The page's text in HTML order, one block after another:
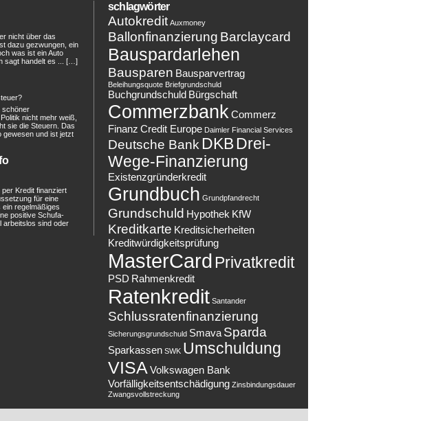
nicht über das
dazu gezwungen, ein
was ist ein Auto
sagt handelt es ... […]
schöner
nicht mehr weiß,
sie die Steuern. Das
gewesen und ist jetzt
Kredit finanziert
für eine
regelmäßiges
positive Schufa-
arbeitslos sind oder
schlagwörter
Autokredit Auxmoney
Ballonfinanzierung Barclaycard
Bauspardarlehen
Bausparen Bausparvertrag
Beleihungsquote Briefgrundschuld
Buchgrundschuld Bürgschaft
Commerzbank Commerz
Finanz Credit Europe Daimler Financial Services
Deutsche Bank DKB Drei-
Wege-Finanzierung
Existenzgründerkredit
Grundbuch Grundpfandrecht
Grundschuld Hypothek KfW
Kreditkarte Kreditsicherheiten
Kreditwürdigkeitsprüfung
MasterCard Privatkredit
PSD Rahmenkredit
Ratenkredit Santander
Schlussratenfinanzierung
Sicherungsgrundschuld Smava Sparda
Sparkassen SWK Umschuldung
VISA Volkswagen Bank
Vorfälligkeitsentschädigung Zinsbindungsdauer
Zwangsvollstreckung